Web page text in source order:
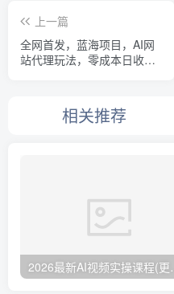
上一篇
全网首发，蓝海项目，AI网
站代理玩法，零成本日收入
相关推荐
2026